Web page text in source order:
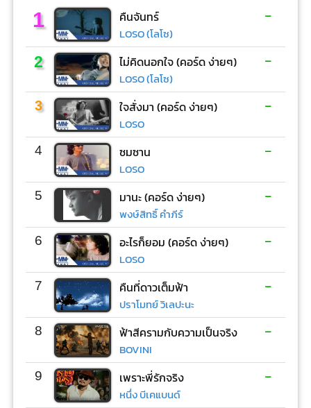
1 คืนจันทร์
LOSO (โลโซ)
-
2 ไม่คิดนอกใจ (คอร์ด ง่ายๆ)
LOSO (โลโซ)
-
3 ใจสั่งมา (คอร์ด ง่ายๆ)
LOSO
-
4 ซมซาน
LOSO
-
5 มานะ (คอร์ด ง่ายๆ)
พงษ์สิทธิ์ คำภีร์
-
6 อะไรก็ยอม (คอร์ด ง่ายๆ)
LOSO
-
7 คืนที่ดาวเต็มฟ้า
ปราโมทย์ วิเลปะนะ
-
8 ฟ้าสีครามกับความเป็นจริง
BOVINI
-
9 เพราะพี่รักจริง
หนึ่ง บีเคแบนด์
-